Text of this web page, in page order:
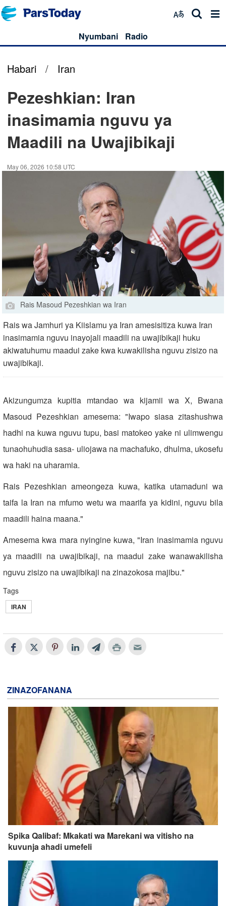
Nyumbani Radio
Habari / Iran
Pezeshkian: Iran
inasimamia nguvu ya
Maadili na Uwajibikaji
May 06, 2026 10:58 UTC
Rais Masoud Pezeshkian wa Iran
Rais wa Jamhuri ya Kiislamu ya Iran amesisitiza kuwa Iran
inasimamia nguvu inayojali maadili na uwajibikaji huku
akiwatuhumu maadui zake kwa kuwakilisha nguvu zisizo na
uwajibikaji.
Akizungumza kupitia mtandao wa kijamii wa X, Bwana
Masoud Pezeshkian amesema: "Iwapo siasa zitashushwa
hadhi na kuwa nguvu tupu, basi matokeo yake ni ulimwengu
tunaohuhudia sasa- uliojawa na machafuko, dhulma, ukosefu
wa haki na uharamia.
Rais Pezeshkian ameongeza kuwa, katika utamaduni wa
taifa la Iran na mfumo wetu wa maarifa ya kidini, nguvu bila
maadili haina maana."
Amesema kwa mara nyingine kuwa, "Iran inasimamia nguvu
ya maadili na uwajibikaji, na maadui zake wanawakilisha
nguvu zisizo na uwajibikaji na zinazokosa majibu."
Tags
IRAN
ZINAZOFANANA
Spika Qalibaf: Mkakati wa Marekani wa vitisho na
kuvunja ahadi umefeli